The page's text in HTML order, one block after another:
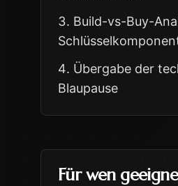
Build-vs-Buy-
Übergabe der
Blaupause
Für wen